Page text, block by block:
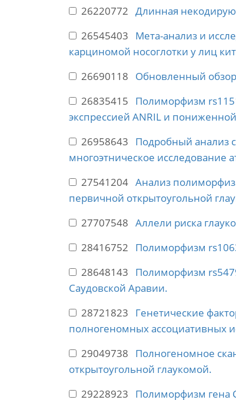
26220772 Длинная
26545403 Мета-анализ и
карциномой носоглотки у лиц
26690118 Обновленный
26835415 Полиморфизм
экспрессией ANRIL и
26958643 Подробный анализ
многоэтническое исследование
27541204 Анализ
первичной открытоугольной
27707548 Аллели риска
28416752 Полиморфизм
28648143 Полиморфизм
Саудовской Аравии.
28721823 Генетические
полногеномных ассоциативных
29049738 Полногеномное
открытоугольной глаукомой.
29228923 Полиморфизм гена